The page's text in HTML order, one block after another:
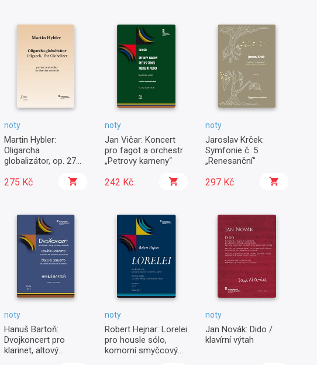
noty
Martin Hybler:
Oligarcha
globalizátor, op. 27
275 Kč
noty
Jan Vičar: Koncert
pro fagot a orchestr
„Petrovy kameny“
242 Kč
noty
Jaroslav Krček:
Symfonie č. 5
„Renesanční"
297 Kč
noty
Hanuš Bartoň:
Dvojkoncert pro
klarinet, altový
noty
Robert Hejnar: Lorelei
pro housle sólo,
komorní smyčcový
noty
Jan Novák: Dido /
klavírní výtah